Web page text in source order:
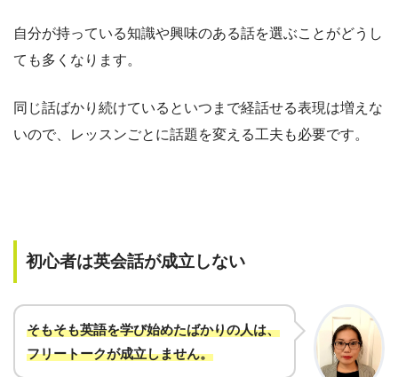
自分が持っている知識や興味のある話を選ぶことがどうし
ても多くなります。
同じ話ばかり続けているといつまで経話せる表現は増えな
いので、レッスンごとに話題を変える工夫も必要です。
初心者は英会話が成立しない
そもそも英語を学び始めたばかりの人は、
フリートークが成立しません。